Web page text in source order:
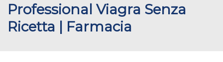
Professional Viagra Senza
Ricetta | Farmacia